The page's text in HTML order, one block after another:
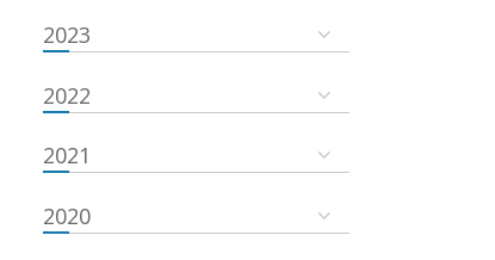
2023
2022
2021
2020